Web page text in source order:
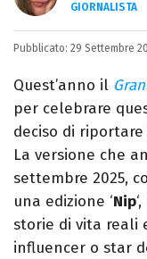
GIORNALISTA
Nella mia
sul
Zafon.
Pubblicato: 29 Settembre
Quest’anno il
per celebrare
deciso di
La versione che
settembre 2025,
una edizione ‘Nip
storie di vita reali
influencer o star